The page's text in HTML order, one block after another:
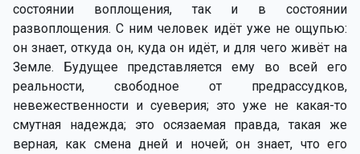
состоянии воплощения, так и в состоянии
развоплощения. С ним человек идёт уже не ощупью:
он знает, откуда он, куда он идёт, и для чего живёт на
Земле. Будущее представляется ему во всей его
реальности, свободное от предрассудков,
невежественности и суеверия; это уже не какая-то
смутная надежда; это осязаемая правда, такая же
верная, как смена дней и ночей; он знает, что его